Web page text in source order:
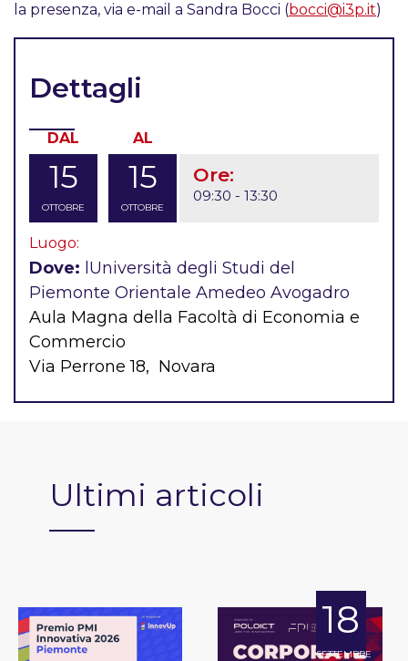
la presenza, via e-mail a Sandra Bocci (bocci@i3p.it)
Dettagli
DAL
15
OTTOBRE
AL
15
OTTOBRE
Ore:
09:30 - 13:30
Luogo:
Dove: lUniversità degli Studi del
Piemonte Orientale Amedeo Avogadro
Aula Magna della Facoltà di Economia e
Commercio
Via Perrone 18, Novara
Ultimi articoli
18
SETTEMBRE